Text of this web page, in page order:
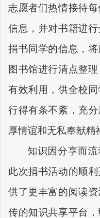
志愿者们热情接待
信息，并对书籍进
捐书同学的信息，
图书馆进行清点整
有效利用，供全校
行得有条不紊，充
厚情谊和无私奉献精
知识因分享而流
此次捐书活动的顺
供了更丰富的阅读
传的知识共享平台